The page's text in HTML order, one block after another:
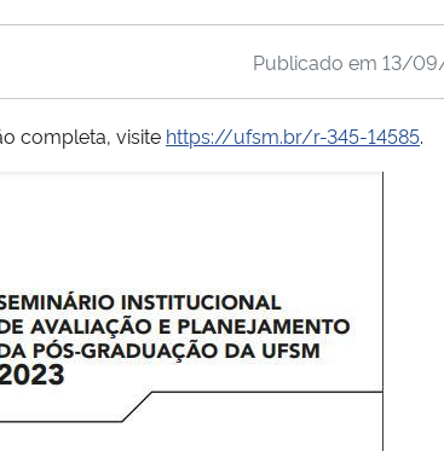
Publicado em 13/
completa, visite https://ufsm.br/r-345-14585.